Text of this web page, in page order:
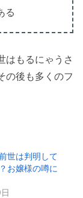
る
はもるにゃうさ
の後も多くのフ
世は判明して
お嬢様の噂に